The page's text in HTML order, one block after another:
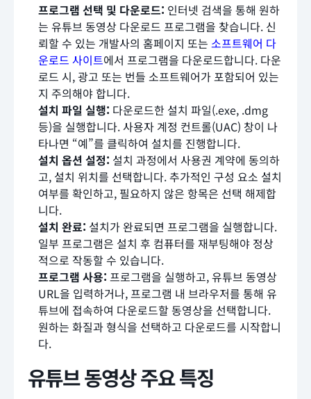
프로그램 선택 및 다운로드: 인터넷 검색을 통해 원하
는 유튜브 동영상 다운로드 프로그램을 찾습니다. 신
뢰할 수 있는 개발사의 홈페이지 또는 소프트웨어 다
운로드 사이트에서 프로그램을 다운로드합니다. 다운
로드 시, 광고 또는 번들 소프트웨어가 포함되어 있는
지 주의해야 합니다.
설치 파일 실행: 다운로드한 설치 파일(.exe, .dmg
등)을 실행합니다. 사용자 계정 컨트롤(UAC) 창이 나
타나면 “예”를 클릭하여 설치를 진행합니다.
설치 옵션 설정: 설치 과정에서 사용권 계약에 동의하
고, 설치 위치를 선택합니다. 추가적인 구성 요소 설치
여부를 확인하고, 필요하지 않은 항목은 선택 해제합
니다.
설치 완료: 설치가 완료되면 프로그램을 실행합니다.
일부 프로그램은 설치 후 컴퓨터를 재부팅해야 정상
적으로 작동할 수 있습니다.
프로그램 사용: 프로그램을 실행하고, 유튜브 동영상
URL을 입력하거나, 프로그램 내 브라우저를 통해 유
튜브에 접속하여 다운로드할 동영상을 선택합니다.
원하는 화질과 형식을 선택하고 다운로드를 시작합니
다.
유튜브 동영상 주요 특징